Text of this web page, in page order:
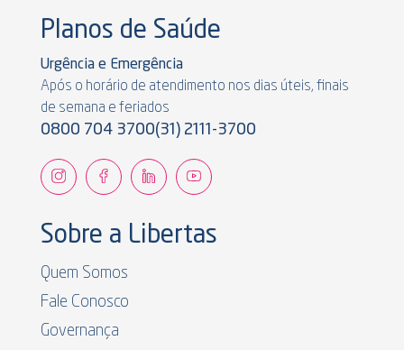
Planos de Saúde
Urgência e Emergência
Após o horário de atendimento nos dias úteis, finais
de semana e feriados
0800 704 3700(31) 2111-3700
Sobre a Libertas
Quem Somos
Fale Conosco
Governança